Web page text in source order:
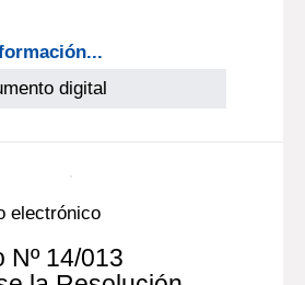
digital
electrónico
Nº 14/013